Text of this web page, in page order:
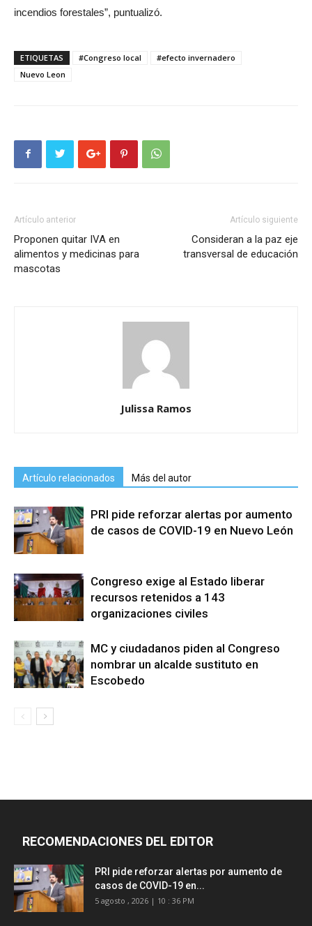
incendios forestales”, puntualizó.
ETIQUETAS #Congreso local
#efecto invernadero
Nuevo Leon
Artículo anterior
Proponen quitar IVA en
alimentos y medicinas para
mascotas
Artículo siguiente
Consideran a la paz eje
transversal de educación
Julissa Ramos
Artículo relacionados Más del autor
PRI pide reforzar alertas por aumento
de casos de COVID-19 en Nuevo León
Congreso exige al Estado liberar
recursos retenidos a 143
organizaciones civiles
MC y ciudadanos piden al Congreso
nombrar un alcalde sustituto en
Escobedo
RECOMENDACIONES DEL EDITOR
PRI pide reforzar alertas por aumento de
casos de COVID-19 en...
5 agosto , 2026 | 10 : 36 PM